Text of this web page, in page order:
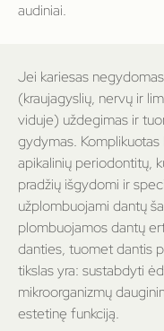
audiniai.
Jei kariesas
(kraujagyslių, nervų ir
viduje) uždegimas ir
gydymas.
apikalinių periodontitų,
pradžių išgydomi ir
užplombuojami dantų
plombuojamos dantų
danties, tuomet dantis
tikslas yra: sustabdyti
mikroorganizmų
estetinę funkciją.